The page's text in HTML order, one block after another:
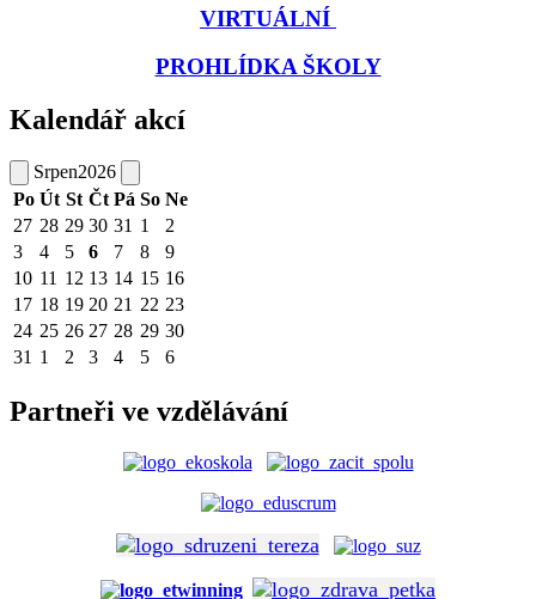
VIRTUÁLNÍ
PROHLÍDKA ŠKOLY
Kalendář akcí
Srpen2026
Po Út St Čt Pá So Ne
27 28 29 30 31 1
2
3
4 5 6 7 8
9
10 11 12 13 14 15 16
17 18 19 20 21 22 23
24 25 26 27 28 29 30
31 1 2 3 4 5 6
Partneři ve vzdělávání